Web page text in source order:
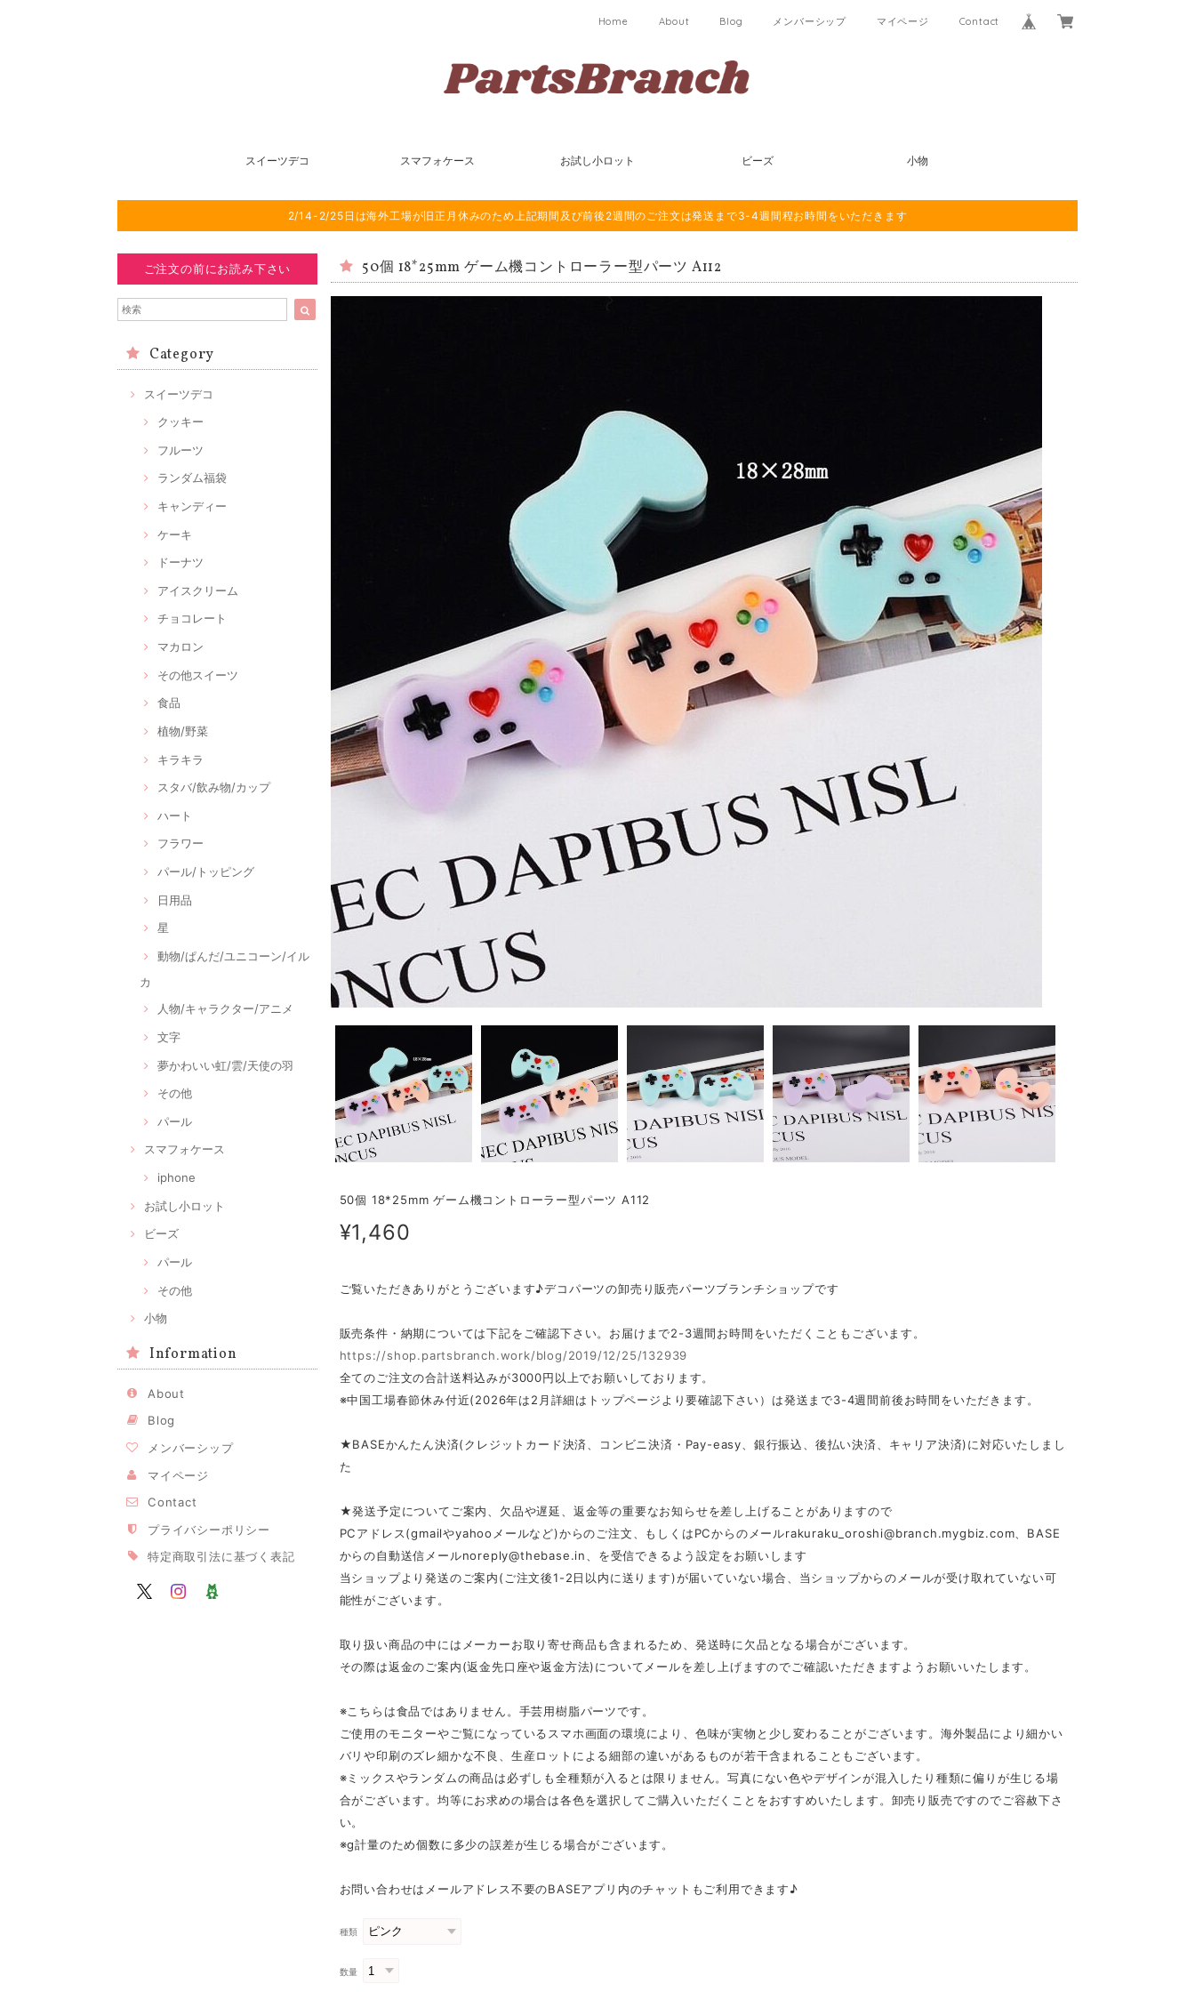
Home About Blog メンバーシップ マイページ Contact
スイーツデコ スマフォケース お試し小ロット ビーズ 小物
2/14-2/25日は海外工場が旧正月休みのため上記期間及び前後2週間のご注文は発送まで3-4週間程お時間をいただきます
ご注文の前にお読み下さい
Category
スイーツデコ
クッキー
フルーツ
ランダム福袋
キャンディー
ケーキ
ドーナツ
アイスクリーム
チョコレート
マカロン
その他スイーツ
食品
植物/野菜
キラキラ
スタバ/飲み物/カップ
ハート
フラワー
パール/トッピング
日用品
星
動物/ぱんだ/ユニコーン/イル
カ
人物/キャラクター/アニメ
文字
夢かわいい虹/雲/天使の羽
その他
パール
スマフォケース
iphone
お試し小ロット
ビーズ
パール
その他
小物
Information
About
Blog
メンバーシップ
マイページ
Contact
プライバシーポリシー
特定商取引法に基づく表記
50個 18*25mm ゲーム機コントローラー型パーツ A112
50個 18*25mm ゲーム機コントローラー型パーツ A112
¥1,460
ご覧いただきありがとうございます♪デコパーツの卸売り販売パーツブランチショップです
販売条件・納期については下記をご確認下さい。お届けまで2-3週間お時間をいただくこともございます。
https://shop.partsbranch.work/blog/2019/12/25/132939
全てのご注文の合計送料込みが3000円以上でお願いしております。
※中国工場春節休み付近(2026年は2月詳細はトップページより要確認下さい）は発送まで3-4週間前後お時間をいただきます。
★BASEかんたん決済(クレジットカード決済、コンビニ決済・Pay-easy、銀行振込、後払い決済、キャリア決済)に対応いたしまし
た
★発送予定についてご案内、欠品や遅延、返金等の重要なお知らせを差し上げることがありますので
PCアドレス(gmailやyahooメールなど)からのご注文、もしくはPCからのメールrakuraku_oroshi@branch.mygbiz.com 、BASE
からの自動送信メールnoreply@thebase.in
、を受信できるよう設定をお願いします
当ショップより発送のご案内(ご注文後1-2日以内に送ります)が届いていない場合、当ショップからのメールが受け取れていない可
能性がございます。
取り扱い商品の中にはメーカーお取り寄せ商品も含まれるため、発送時に欠品となる場合がございます。
その際は返金のご案内(返金先口座や返金方法)についてメールを差し上げますのでご確認いただきますようお願いいたします。
※こちらは食品ではありません。手芸用樹脂パーツです。
ご使用のモニターやご覧になっているスマホ画面の環境により、色味が実物と少し変わることがございます。海外製品により細かい
バリや印刷のズレ細かな不良、生産ロットによる細部の違いがあるものが若干含まれることもございます。
※ミックスやランダムの商品は必ずしも全種類が入るとは限りません。写真にない色やデザインが混入したり種類に偏りが生じる場
合がございます。均等にお求めの場合は各色を選択してご購入いただくことをおすすめいたします。卸売り販売ですのでご容赦下さ
い。
※g計量のため個数に多少の誤差が生じる場合がございます。
お問い合わせはメールアドレス不要のBASEアプリ内のチャットもご利用できます♪
種類
数量